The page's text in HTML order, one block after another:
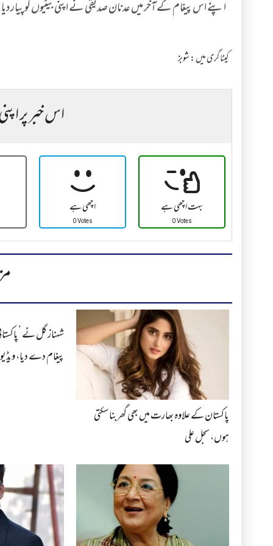
اپنے اس پیغام کے آخر میں عدنان صدیقی نے اپنی بیٹیوں کو پیار
کیٹاگری میں :شوبز
اس خبر پر
اچھی ہے
0 Votes
بہت اچھی ہے
0 Votes
پاکستان کے علاوہ بھارت میں بھی گھربنا سکتی
ہوں، سجل علی
شہناز گل نے
پیغام دے دیا،